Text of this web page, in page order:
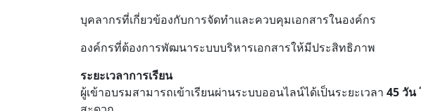
บุคลากรที่เกี่ยวข้องกับการจัดทำและควบคุมเอกสารในองค์กร
องค์กรที่ต้องการพัฒนาระบบบริหารเอกสารให้มีประสิทธิภาพ
ระยะเวลาการเรียน
ผู้เข้าอบรมสามารถเข้าเรียนผ่านระบบออนไลน์ได้เป็นระยะเวลา 45 วัน